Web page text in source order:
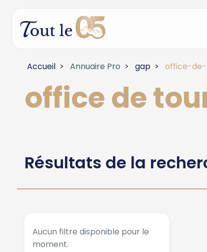
Accueil Annuaire Pro gap office-
office de
Résultats de la
Aucun filtre disponible pour le
moment.